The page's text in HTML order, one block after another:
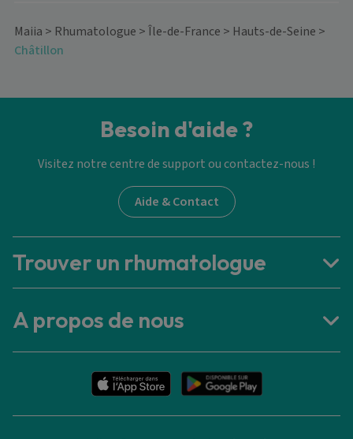
Maiia > Rhumatologue >Île-de-France > Hauts-de-Seine >
Châtillon
Besoin d'aide ?
Visitez notre centre de support ou contactez-nous !
Aide & Contact
Trouver un rhumatologue
A propos de nous